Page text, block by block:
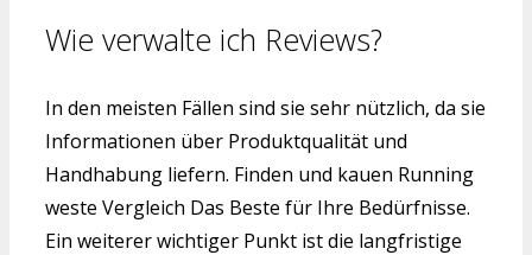
Wie verwalte ich Reviews?
In den meisten Fällen sind sie sehr nützlich, da sie
Informationen über Produktqualität und
Handhabung liefern. Finden und kauen Running
weste Vergleich Das Beste für Ihre Bedürfnisse.
Ein weiterer wichtiger Punkt ist die langfristige